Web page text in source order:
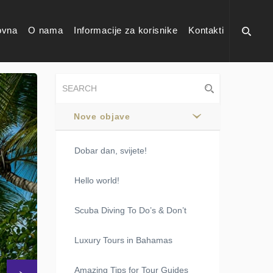
O nama Informacije za korisnike Kontakti
Next
Nove objave
Dobar dan, svijete!
Hello world!
Scuba Diving To Do’s & Don’t
Luxury Tours in Bahamas
Amazing Tips for Tour Guides